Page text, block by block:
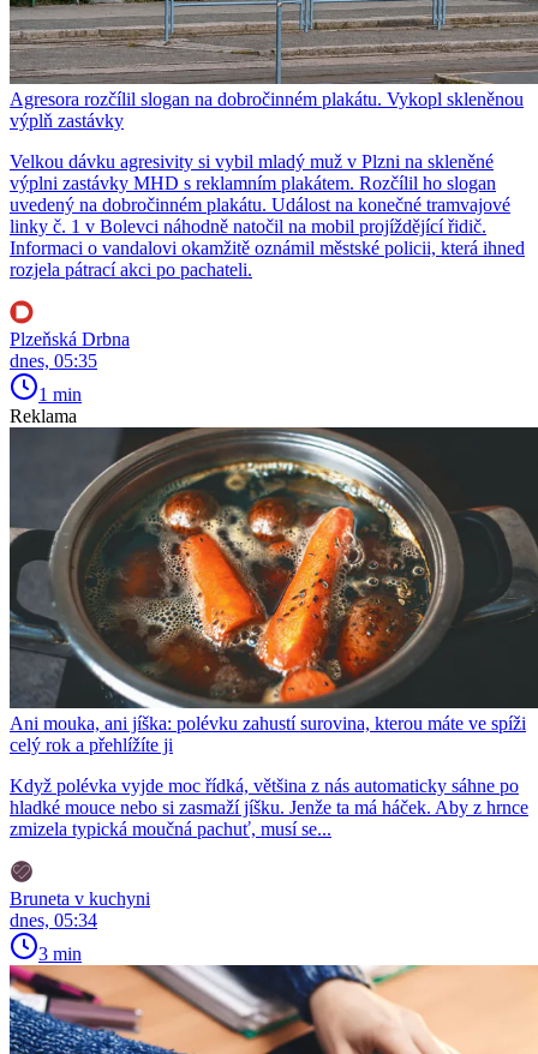
Agresora rozčílil slogan na dobročinném plakátu. Vykopl skleněnou
výplň zastávky
Velkou dávku agresivity si vybil mladý muž v Plzni na skleněné
výplni zastávky MHD s reklamním plakátem. Rozčílil ho slogan
uvedený na dobročinném plakátu. Událost na konečné tramvajové
linky č. 1 v Bolevci náhodně natočil na mobil projíždějící řidič.
Informaci o vandalovi okamžitě oznámil městské policii, která ihned
rozjela pátrací akci po pachateli.
Plzeňská Drbna
dnes, 05:35
1 min
Reklama
Ani mouka, ani jíška: polévku zahustí surovina, kterou máte ve spíži
celý rok a přehlížíte ji
Když polévka vyjde moc řídká, většina z nás automaticky sáhne po
hladké mouce nebo si zasmaží jíšku. Jenže ta má háček. Aby z hrnce
zmizela typická moučná pachuť, musí se...
Bruneta v kuchyni
dnes, 05:34
3 min